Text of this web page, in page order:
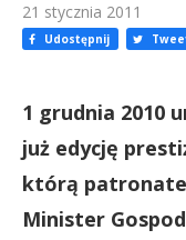
21 stycznia 2011
Udostępnij
1 grudnia 2010
już edycję
którą
Minister